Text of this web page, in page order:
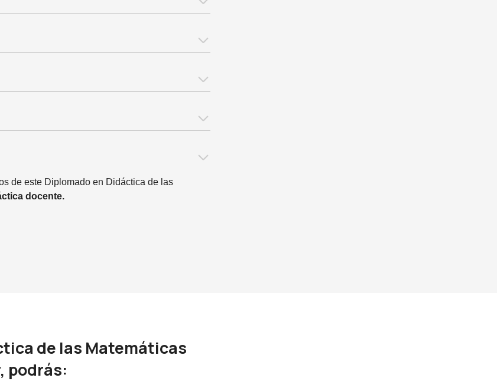
de este Diplomado en Didáctica de las
docente.
de las Matemáticas
podrás: